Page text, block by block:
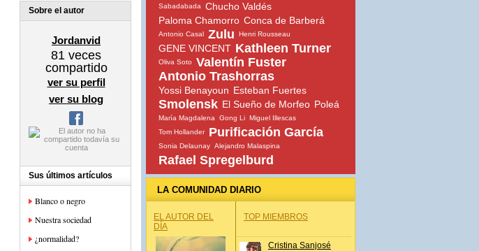
Sobre el autor
Jordanvid
81 veces
compartido
ver su perfil
ver su blog
Sus últimos artículos
Blanco o negro
Nuestra sociedad
¿normalidad?
Sabadabada
Chucho Valdés
Paloma Chamorro Conca de Barberá
Antonio Casal Zulu Henri Rousseau
GENE VINCENT Kathleen Turner
Oliva Soto
Valentín Fuster
Antonio Trashorras
Yossi Benayoun Esteban Fuertes
Smolensk El Sueño de Morfeo Poleá
María Magdalena Gong Li Miguel Illescas
Tom Hollander
Purificación García
Sonia Delaunay Alejandro Malaspina
Rafael Spregelburd
LA COMUNIDAD DIARIO
EL AUTOR DEL
DÍA
TOP MIEMBROS
Cristina Sanjosé